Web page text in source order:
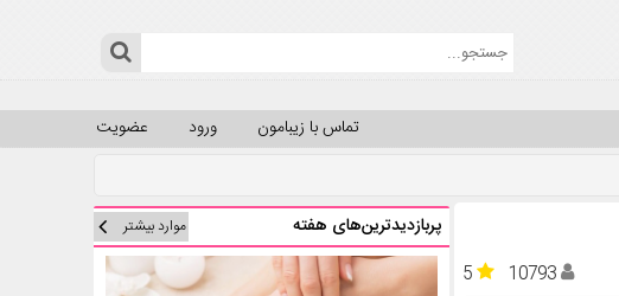
عضویت ورود تماس با زیبامون
5
10793
پربازدیدترین‌های هفته موارد بیشتر